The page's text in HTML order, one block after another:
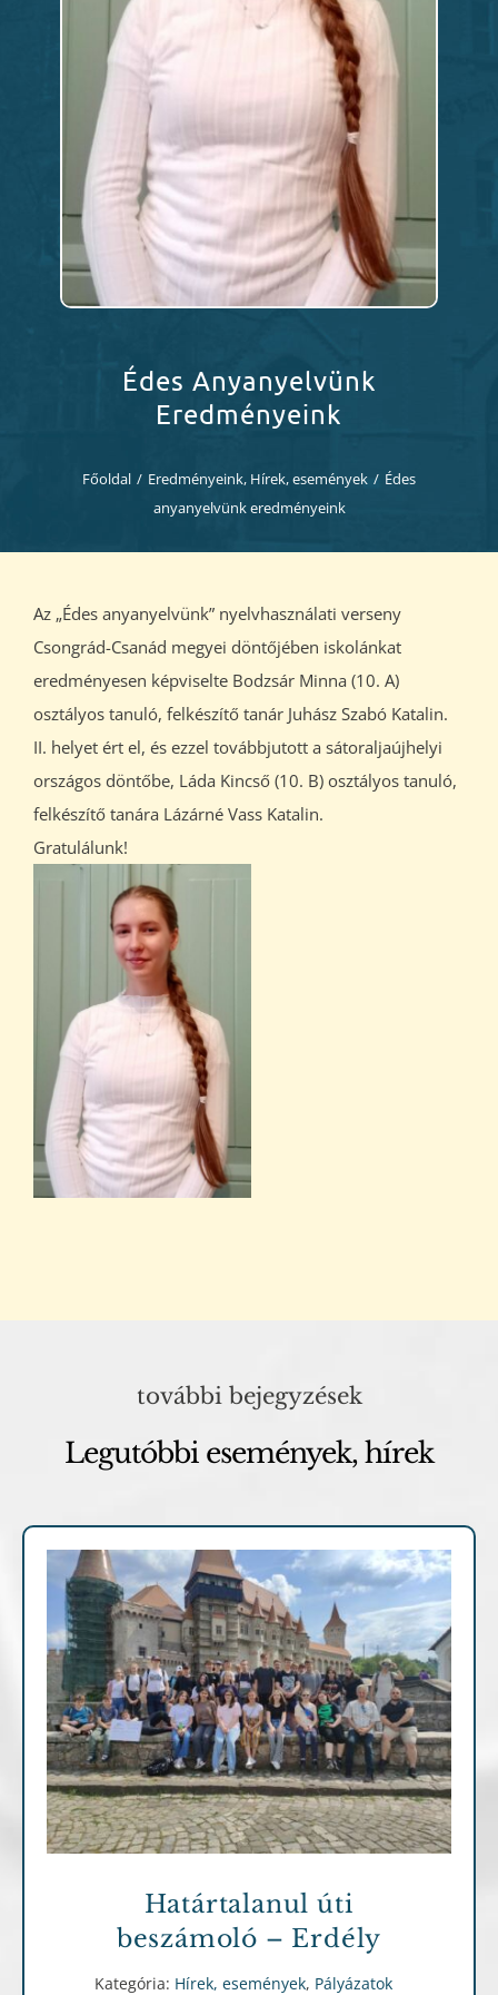
Dokumentumok
Kapcsolat
Édes Anyanyelvünk
Eredményeink
Főoldal / Eredményeink, Hírek, események / Édes
anyanyelvünk eredményeink
Az „Édes anyanyelvünk” nyelvhasználati verseny
Csongrád-Csanád megyei döntőjében iskolánkat
eredményesen képviselte Bodzsár Minna (10. A)
osztályos tanuló, felkészítő tanár Juhász Szabó Katalin.
II. helyet ért el, és ezzel továbbjutott a sátoraljaújhelyi
országos döntőbe, Láda Kincső (10. B) osztályos tanuló,
felkészítő tanára Lázárné Vass Katalin.
Gratulálunk!
további bejegyzések
Legutóbbi események, hírek
Hírek, események Pályázatok
Határtalanul úti
beszámoló – Erdély
Kategória: Hírek, események, Pályázatok